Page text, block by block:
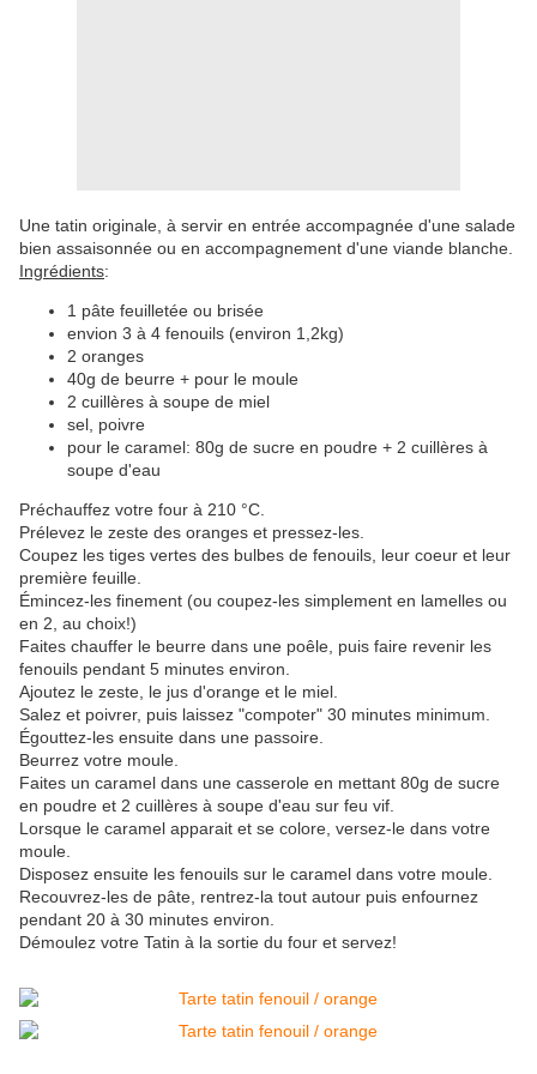
Une tatin originale, à servir en entrée accompagnée d'une salade
bien assaisonnée ou en accompagnement d'une viande blanche.
Ingrédients:
1 pâte feuilletée ou brisée
envion 3 à 4 fenouils (environ 1,2kg)
2 oranges
40g de beurre + pour le moule
2 cuillères à soupe de miel
sel, poivre
pour le caramel: 80g de sucre en poudre + 2 cuillères à
soupe d'eau
Préchauffez votre four à 210 °C.
Prélevez le zeste des oranges et pressez-les.
Coupez les tiges vertes des bulbes de fenouils, leur coeur et leur
première feuille.
Émincez-les finement (ou coupez-les simplement en lamelles ou
en 2, au choix!)
Faites chauffer le beurre dans une poêle, puis faire revenir les
fenouils pendant 5 minutes environ.
Ajoutez le zeste, le jus d'orange et le miel.
Salez et poivrer, puis laissez "compoter" 30 minutes minimum.
Égouttez-les ensuite dans une passoire.
Beurrez votre moule.
Faites un caramel dans une casserole en mettant 80g de sucre
en poudre et 2 cuillères à soupe d'eau sur feu vif.
Lorsque le caramel apparait et se colore, versez-le dans votre
moule.
Disposez ensuite les fenouils sur le caramel dans votre moule.
Recouvrez-les de pâte, rentrez-la tout autour puis enfournez
pendant 20 à 30 minutes environ.
Démoulez votre Tatin à la sortie du four et servez!